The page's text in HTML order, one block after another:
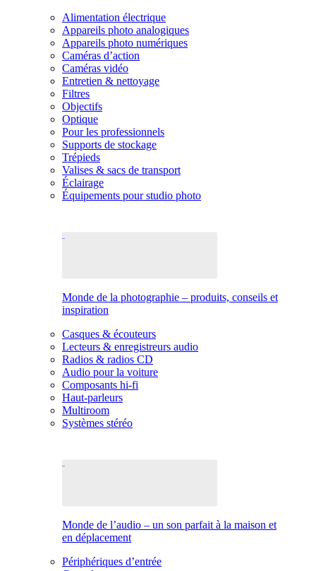
Alimentation électrique
Appareils photo analogiques
Appareils photo numériques
Caméras d’action
Caméras vidéo
Entretien & nettoyage
Filtres
Objectifs
Optique
Pour les professionnels
Supports de stockage
Trépieds
Valises & sacs de transport
Éclairage
Équipements pour studio photo
Monde de la photographie – produits, conseils et
inspiration
Casques & écouteurs
Lecteurs & enregistreurs audio
Radios & radios CD
Audio pour la voiture
Composants hi-fi
Haut-parleurs
Multiroom
Systèmes stéréo
Monde de l’audio – un son parfait à la maison et
en déplacement
Périphériques d’entrée